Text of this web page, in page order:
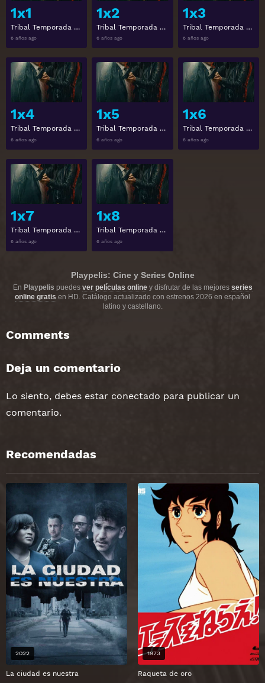
1x1
Tribal Temporada 1 Capitulo 1
6 años ago
1x2
Tribal Temporada 1 Capitulo 2
6 años ago
1x3
Tribal Temporada 1 Capitulo 3
6 años ago
1x4
Tribal Temporada 1 Capitulo 4
6 años ago
View
1x5
Tribal Temporada 1 Capitulo 5
6 años ago
View
1x6
Tribal Temporada 1 Capitulo 6
6 años ago
1x7
Tribal Temporada 1 Capitulo 7
6 años ago
View
1x8
Tribal Temporada 1 Capitulo 8
6 años ago
Playpelis: Cine y Series Online
En Playpelis puedes ver películas onliney disfrutar de las mejores series
online gratis en HD. Catálogo actualizado con estrenos 2026 en español
latino y castellano.
Comments
Deja un comentario
Lo siento, debes estar conectado para publicar un
comentario.
Recomendadas
La ciudad es nuestra
2022
Raqueta de oro
1973